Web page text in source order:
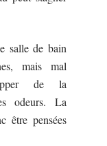
salle de bain
mais mal
de la
odeurs. La
être pensées